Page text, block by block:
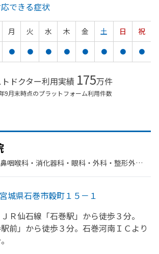
できる症状
月 火 水 木 金 土 日
祝
● ● ● ● ● ● ● ●
ドクター利用実績 175万件
9月末時点のプラットフォーム利用件数
咽喉科・​消化器科・​眼科・​外科・​整形外
宮城県石巻市穀町１５－１
ＪＲ仙石線 「石巻駅」から徒歩３分。
駅前」から徒歩３分。 石巻河南ＩＣより